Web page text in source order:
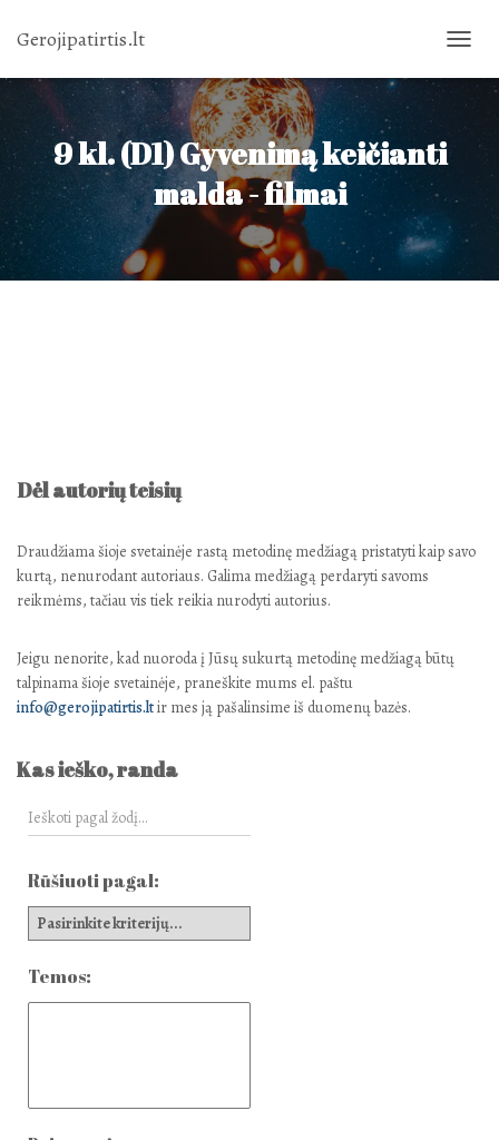
Gerojipatirtis.lt
9 kl. (D1) Gyvenimą keičianti
malda - filmai
Dėl autorių teisių
Draudžiama šioje svetainėje rastą metodinę medžiagą pristatyti kaip savo
kurtą, nenurodant autoriaus. Galima medžiagą perdaryti savoms
reikmėms, tačiau vis tiek reikia nurodyti autorius.
Jeigu nenorite, kad nuoroda į Jūsų sukurtą metodinę medžiagą būtų
talpinama šioje svetainėje, praneškite mums el. paštu
info@gerojipatirtis.ltir mes ją pašalinsime iš duomenų bazės.
Kas ieško, randa
Rūšiuoti pagal:
Temos: